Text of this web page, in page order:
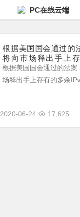
PC在线云端
根据美国国会通过的
将向市场释出手上
址。共包含13个/8地
约2.18亿个。
根据美国国会通过的法
场释出手上存有的多余
2020-06-24
17,625